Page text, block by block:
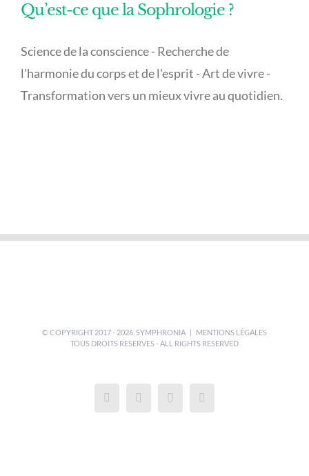
Qu’est-ce que la Sophrologie ?
Science de la conscience - Recherche de
l'harmonie du corps et de l'esprit - Art de vivre -
Transformation vers un mieux vivre au quotidien.
© COPYRIGHT 2017 - 2026, SYMPHRONIA | MENTIONS LÉGALES
TOUS DROITS RESERVES - ALL RIGHTS RESERVED